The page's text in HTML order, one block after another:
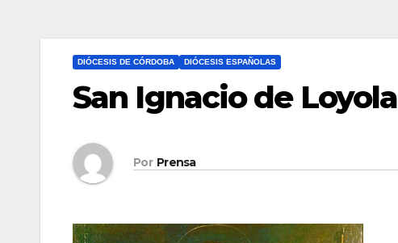
DIÓCESIS DE CÓRDOBA DIÓCESIS ESPAÑOLAS
San Ignacio de Loyola
Por Prensa